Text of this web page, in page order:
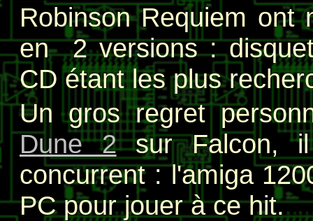
Robinson Requiem
en 2 versions :
CD étant les plus
Un gros regret
Dune 2sur Falcon, il
concurrent : l'amiga
PC pour jouer à ce hit.